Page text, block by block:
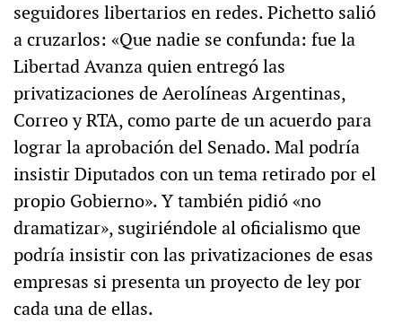
seguidores libertarios en redes. Pichetto salió
a cruzarlos: «Que nadie se confunda: fue la
Libertad Avanza quien entregó las
privatizaciones de Aerolíneas Argentinas,
Correo y RTA, como parte de un acuerdo para
lograr la aprobación del Senado. Mal podría
insistir Diputados con un tema retirado por el
propio Gobierno». Y también pidió «no
dramatizar», sugiriéndole al oficialismo que
podría insistir con las privatizaciones de esas
empresas si presenta un proyecto de ley por
cada una de ellas.